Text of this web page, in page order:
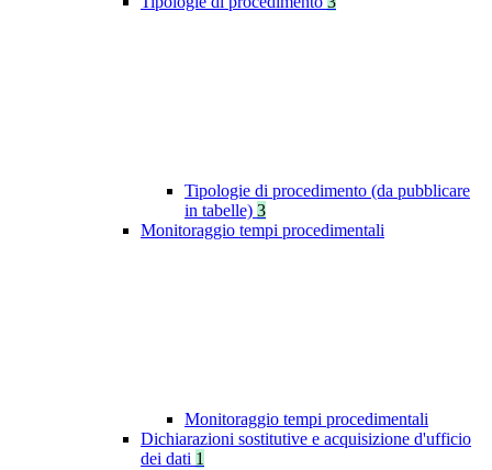
Tipologie di procedimento (da pubblicare
in tabelle) 3
Monitoraggio tempi procedimentali
Monitoraggio tempi procedimentali
Dichiarazioni sostitutive e acquisizione d'ufficio
dei dati 1